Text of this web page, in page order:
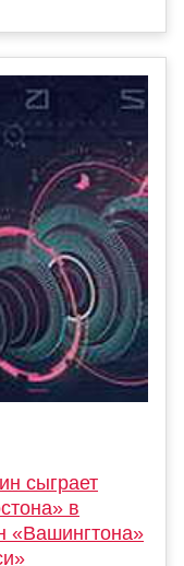
сыграет
в
«Вашингтона»